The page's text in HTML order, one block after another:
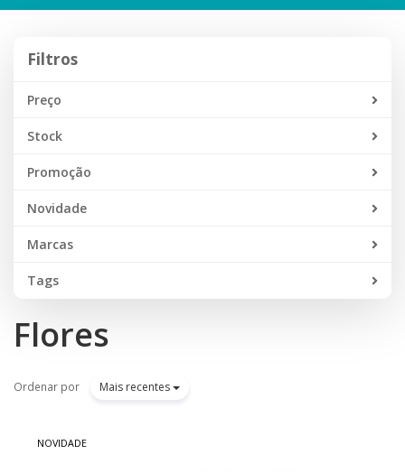
Filtros
Preço
Stock
Promoção
Novidade
Marcas
Tags
Flores
Ordenar por Mais recentes
NOVIDADE